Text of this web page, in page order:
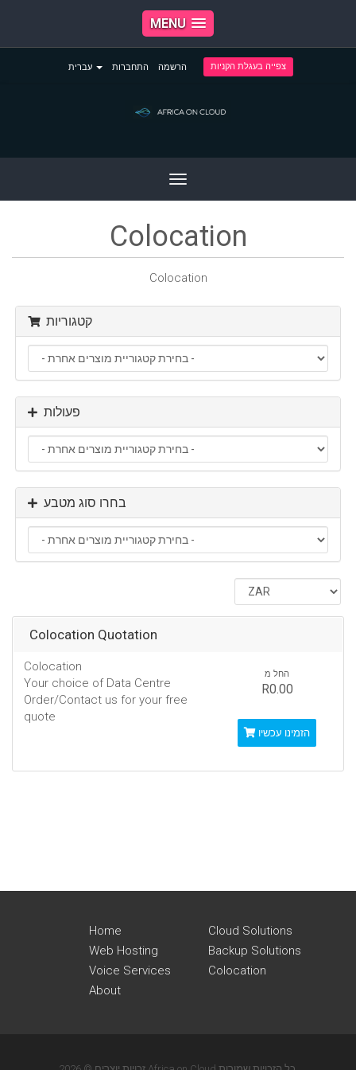
MENU
עברית התחברות הרשמה צפייה בעגלת הקניות
Toggle
navigation
Colocation
Colocation
קטגוריות
פעולות
בחרו סוג מטבע
Colocation Quotation
Colocation
Your choice of Data Centre
Order/Contact us for your free
quote
החל מ
R0.00
הזמינו עכשיו
Home
Cloud Solutions
Web Hosting
Backup Solutions
Voice Services
Colocation
About